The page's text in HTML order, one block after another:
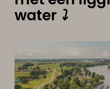
water ⤵